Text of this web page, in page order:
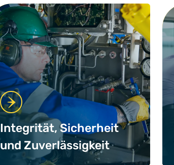
Integrität, Sicherheit
und Zuverlässigkeit